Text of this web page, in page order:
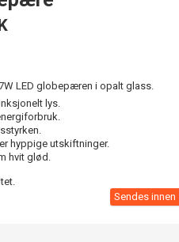
LED globepæren i opalt glass.
lys.
hyppige utskiftninger.
hvit glød.
Sendes innen